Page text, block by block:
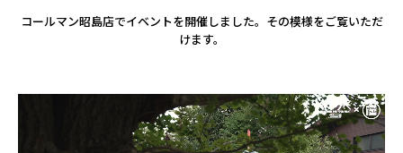
コールマン昭島店でイベントを開催しました。その模様をご覧いただ
けます。